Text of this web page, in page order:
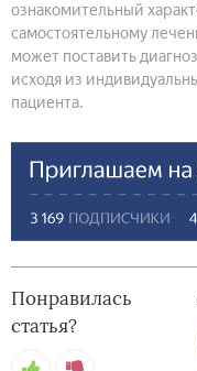
ознакомительный
самостоятельному
может поставить
исходя из
пациента.
Понравилась
статья?